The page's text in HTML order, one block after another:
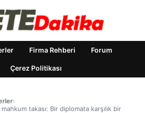
Firma Rehberi Forum
Çerez Politikası
›
takası: Bir diplomata karşılık bir